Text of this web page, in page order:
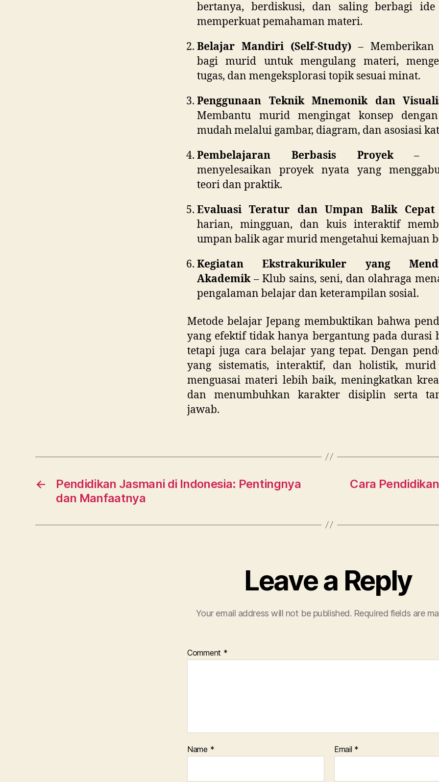
bertanya, berdiskusi, dan saling berbagi
memperkuat pemahaman materi.
Belajar Mandiri (Self-Study) – Memberikan
bagi murid untuk mengulang materi,
tugas, dan mengeksplorasi topik sesuai minat.
Penggunaan Teknik Mnemonik dan
Membantu murid mengingat konsep
mudah melalui gambar, diagram, dan asosiasi
Pembelajaran Berbasis Proyek–
menyelesaikan proyek nyata yang
teori dan praktik.
Evaluasi Teratur dan Umpan Balik Cepat
harian, mingguan, dan kuis interaktif
umpan balik agar murid mengetahui kemajuan
Kegiatan Ekstrakurikuler yang
Akademik– Klub sains, seni, dan olahraga
pengalaman belajar dan keterampilan sosial.
Metode belajar Jepang membuktikan bahwa
yang efektif tidak hanya bergantung pada durasi
tetapi juga cara belajar yang tepat. Dengan
yang sistematis, interaktif, dan holistik,
menguasai materi lebih baik, meningkatkan
dan menumbuhkan karakter disiplin serta
jawab.
←
Pendidikan Jasmani di Indonesia: Pentingnya
dan Manfaatnya
Cara
Leave a Reply
Your email address will not be published. Required fields are
Comment *
Name * Email *